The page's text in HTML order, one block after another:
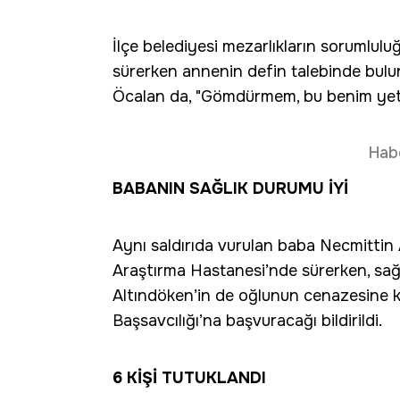
İlçe belediyesi mezarlıkların
sürerken annenin defin talebinde
Öcalan da, "Gömdürmem, bu benim
BABANIN SAĞLIK DURUMU İYİ
Aynı saldırıda vurulan baba
Araştırma Hastanesi’nde sürerken,
Altındöken’in de oğlunun
Başsavcılığı’na başvuracağı bildirildi.
6 KİŞİ TUTUKLANDI